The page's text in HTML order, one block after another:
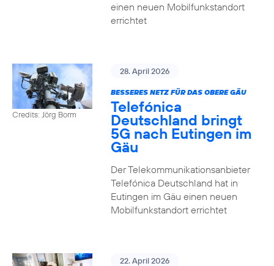
einen neuen Mobilfunkstandort
errichtet
Credits: Jörg Borm
28. April 2026
BESSERES NETZ FÜR DAS OBERE GÄU
Telefónica
Deutschland bringt
5G nach Eutingen im
Gäu
Der Telekommunikationsanbieter
Telefónica Deutschland hat in
Eutingen im Gäu einen neuen
Mobilfunkstandort errichtet
22. April 2026